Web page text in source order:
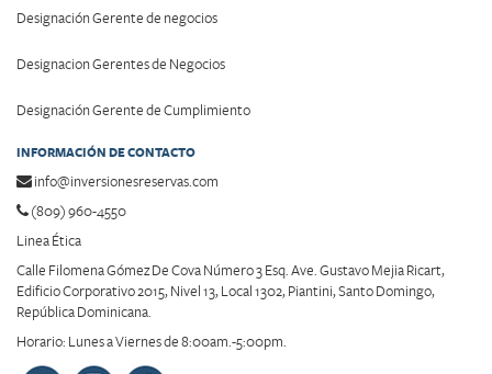
Designación Gerente de negocios
Designacion Gerentes de Negocios
Designación Gerente de Cumplimiento
INFORMACIÓN DE CONTACTO
info@inversionesreservas.com
(809) 960-4550
Linea Ética
Calle Filomena Gómez De Cova Número 3 Esq. Ave. Gustavo Mejia Ricart,
Edificio Corporativo 2015, Nivel 13, Local 1302, Piantini, Santo Domingo,
República Dominicana.
Horario: Lunes a Viernes de 8:00am.-5:00pm.